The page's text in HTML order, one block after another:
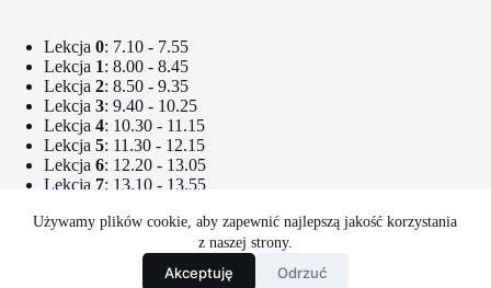
Używamy plików cookie, aby zapewnić najlepszą jakość korzystania
z naszej strony.
Akceptuję Odrzuć
Lekcja 0: 7.10 - 7.55
Lekcja 1: 8.00 - 8.45
Lekcja 2: 8.50 - 9.35
Lekcja 3: 9.40 - 10.25
Lekcja 4: 10.30 - 11.15
Lekcja 5: 11.30 - 12.15
Lekcja 6: 12.20 - 13.05
Lekcja 7: 13.10 - 13.55
Lekcja 9: 15.00 - 15.45
: 15.50 - 16.35
: 16.40 - 17.25
Copyright © 2026 - Zespół Szkolno-Przedszkolny w Rytrze.